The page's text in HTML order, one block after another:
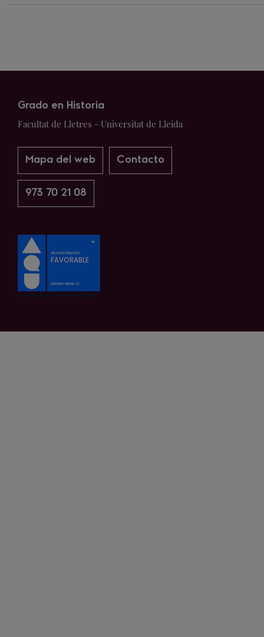
Grado en Historia
Facultat de Lletres - Universitat de Lleida
Mapa del web Contacto
973 70 21 08